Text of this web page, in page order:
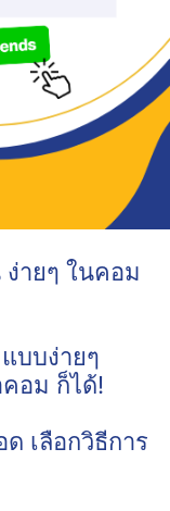
ายๆ ในคอม
บบง่ายๆ
อม ก็ได้!
เลือกวิธีการ